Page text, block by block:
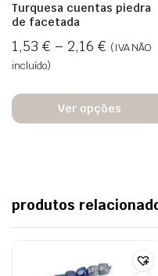
Turquesa cuentas piedra
de facetada
1,53 € – 2,16 € (IVA NÃO
incluído)
Ver opções
produtos